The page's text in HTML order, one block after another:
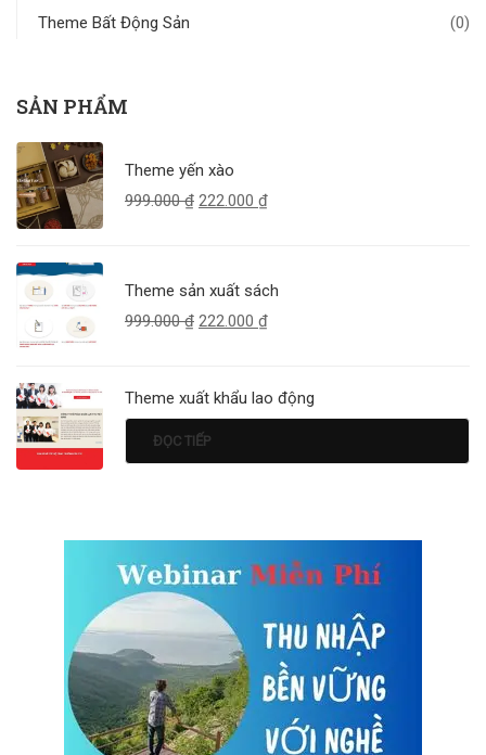
Theme Bất Động Sản
(0)
SẢN PHẨM
Theme yến xào
999.000₫ 222.000 ₫
Theme sản xuất sách
999.000₫ 222.000 ₫
Theme xuất khẩu lao động
ĐỌC TIẾP